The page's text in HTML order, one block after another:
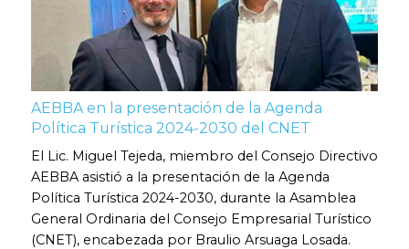
AEBBA en la presentación de la Agenda
Política Turística 2024-2030 del CNET
El Lic. Miguel Tejeda, miembro del Consejo Directivo
AEBBA asistió a la presentación de la Agenda
Política Turística 2024-2030, durante la Asamblea
General Ordinaria del Consejo Empresarial Turístico
(CNET), encabezada por Braulio Arsuaga Losada.